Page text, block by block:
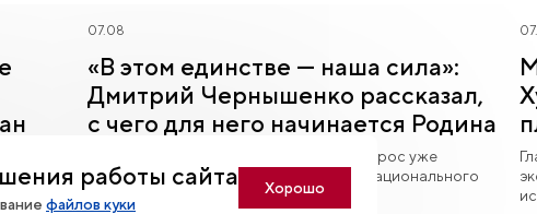
07.08
«В этом единстве — наша сила»:
Дмитрий Чернышенко рассказал,
с чего для него начинается Родина
С чего начинается Родина? На этот вопрос уже
ответили тысячи участников проекта Национального
работы сайта
файлов куки
Хорошо